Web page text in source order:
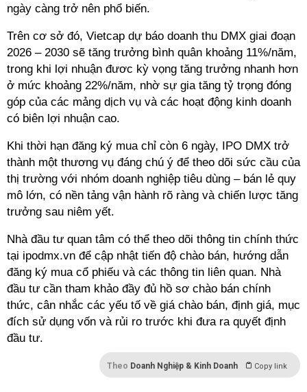
ngày càng trở nên phổ biến.
Trên cơ sở đó, Vietcap dự báo doanh thu DMX giai đoạn
2026 – 2030 sẽ tăng trưởng bình quân khoảng 11%/năm,
trong khi lợi nhuận đươc kỳ vọng tăng trưởng nhanh hơn
ở mức khoảng 22%/năm, nhờ sự gia tăng tỷ trọng đóng
góp của các mảng dịch vụ và các hoạt động kinh doanh
có biên lợi nhuận cao.
Khi thời hạn đăng ký mua chỉ còn 6 ngày, IPO DMX trở
thành một thương vụ đáng chú ý để theo dõi sức cầu của
thị trường với nhóm doanh nghiệp tiêu dùng – bán lẻ quy
mô lớn, có nền tảng vận hành rõ ràng và chiến lược tăng
trưởng sau niêm yết.
Nhà đầu tư quan tâm có thể theo dõi thông tin chính thức
tại ipodmx.vn để cập nhật tiến độ chào bán, hướng dẫn
đăng ký mua cổ phiếu và các thông tin liên quan. Nhà
đầu tư cần tham khảo đầy đủ hồ sơ chào bán chính
thức, cân nhắc các yếu tố về giá chào bán, định giá, mục
đích sử dụng vốn và rủi ro trước khi đưa ra quyết định
đầu tư.
Theo Doanh Nghiệp & Kinh Doanh Copy link